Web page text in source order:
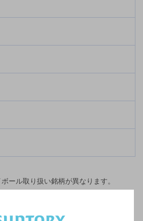
ール取り扱い銘柄が異なります。
イニングバー,ザ・プレミアム・モルツ